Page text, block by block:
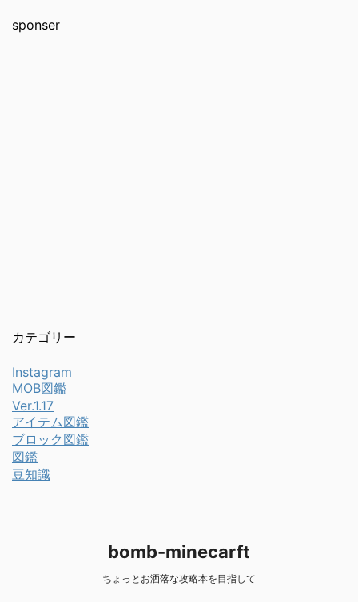
sponser
カテゴリー
Instagram
MOB図鑑
Ver.1.17
アイテム図鑑
ブロック図鑑
図鑑
豆知識
bomb-minecarft
ちょっとお洒落な攻略本を目指して